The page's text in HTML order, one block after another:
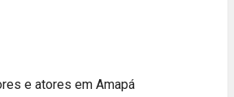
e atores em Amapá